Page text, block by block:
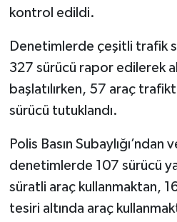
kontrol edildi.
Denetimlerde çeşitli trafik
327 sürücü rapor edilerek
başlatılırken, 57 araç
sürücü tutuklandı.
Polis Basın
denetimlerde 107 sürücü
süratli araç kullanmaktan,
tesiri altında araç